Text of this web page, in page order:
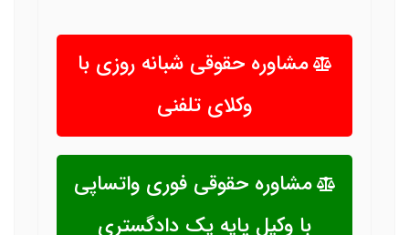
مشاوره حقوقی شبانه روزی با
وکلای تلفنی
مشاوره حقوقی فوری واتساپی
با وکیل پایه یک دادگستری